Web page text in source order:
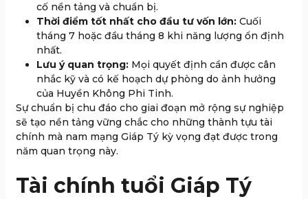
cố nền tảng và chuẩn bị.
Thời điểm tốt nhất cho đầu tư vốn lớn: Cuối
tháng 7 hoặc đầu tháng 8 khi năng lượng ổn định
nhất.
Lưu ý quan trọng: Mọi quyết định cần được cân
nhắc kỹ và có kế hoạch dự phòng do ảnh hưởng
của Huyền Không Phi Tinh.
Sự chuẩn bị chu đáo cho giai đoạn mở rộng sự nghiệp
sẽ tạo nền tảng vững chắc cho những thành tựu tài
chính mà nam mạng Giáp Tý kỳ vọng đạt được trong
năm quan trọng này.
Tài chính tuổi Giáp Tý